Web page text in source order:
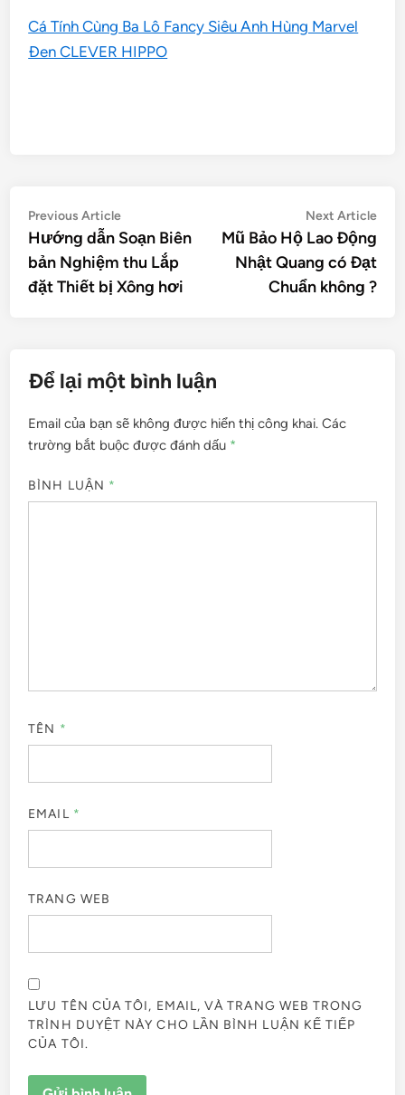
Cá Tính Cùng Ba Lô Fancy Siêu Anh Hùng Marvel
Đen CLEVER HIPPO
Điều
hướng
bài
viết
Previous ArticlePrevious
article:
Hướng dẫn Soạn Biên
bản Nghiệm thu Lắp
đặt Thiết bị Xông hơi
Next Article
Mũ Bảo Hộ Lao Động
Nhật Quang có Đạt
Chuẩn không ?
Để lại một bình luận
Email của bạn sẽ không được hiển thị công khai. Các
trường bắt buộc được đánh dấu *
BÌNH LUẬN *
TÊN *
EMAIL *
TRANG WEB
LƯU TÊN CỦA TÔI, EMAIL, VÀ TRANG WEB TRONG
TRÌNH DUYỆT NÀY CHO LẦN BÌNH LUẬN KẾ TIẾP
CỦA TÔI.